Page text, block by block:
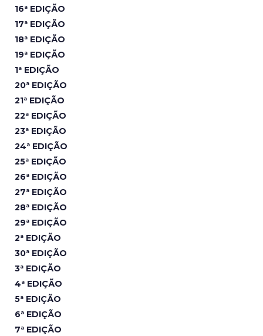
16ª EDIÇÃO
17ª EDIÇÃO
18ª EDIÇÃO
19ª EDIÇÃO
1ª EDIÇÃO
20ª EDIÇÃO
21ª EDIÇÃO
22ª EDIÇÃO
23ª EDIÇÃO
24ª EDIÇÃO
25ª EDIÇÃO
26ª EDIÇÃO
27ª EDIÇÃO
28ª EDIÇÃO
29ª EDIÇÃO
2ª EDIÇÃO
30ª EDIÇÃO
3ª EDIÇÃO
4ª EDIÇÃO
5ª EDIÇÃO
6ª EDIÇÃO
7ª EDIÇÃO